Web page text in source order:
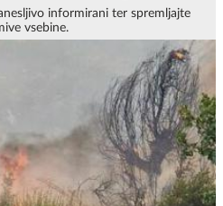
informirani ter spremljajte
vsebine.